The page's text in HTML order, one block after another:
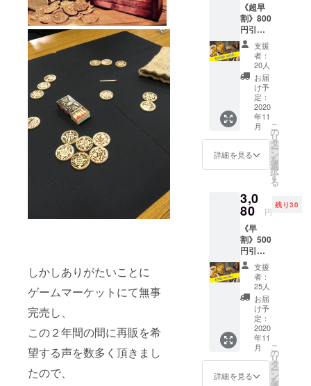
しかしありがたいことに
ゲームマーケットにて無事
完売し、
この２年間の間に再販を希
望する声を数多く頂きまし
たので、
《超早
割》800
円引！
◆ボー
ドゲー
『GOL
RUSH
』1箱
一般販
売価格
2800円
+ 税280
円 + 送
料500 =
※表記価
格には
送料、
梱包
費、消
費税が
含まれ
ます。
支援
者：
20人
お届
け予
定：
2020
年11
月
詳細を見る
こ
の
リ
タ
ー
ン
を
選
択
す
る
3,0
80 円
残り30
《早
割》500
円引！
【ボー
ドゲー
『GOL
RUSH
』1箱】
一般販
売価格
2800円
+ 税280
支援
者：
25人
お届
け予
定：
2020
年11
月
詳細を見る
こ
の
リ
タ
ー
ン
を